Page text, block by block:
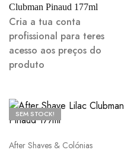
Clubman Pinaud 177ml
Cria a tua conta
profissional para teres
acesso aos preços do
produto
SEM STOCK!
After Shaves & Colónias